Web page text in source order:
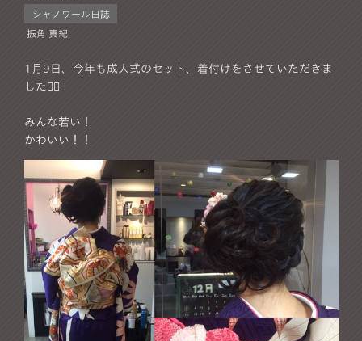
シャノワール日誌
振角 真紀
1月9日、今年も成人式のセット、着付けをさせていただきま
した⌄̈⃝
みんな若い！
かわいい！！